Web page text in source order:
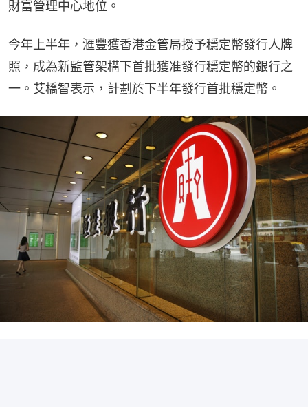
財富管理中心地位。
今年上半年，滙豐獲香港金管局授予穩定幣發⾏⼈牌
照，成為新監管架構下⾸批獲准發⾏穩定幣的銀⾏之
⼀。艾橋智表示，計劃於下半年發⾏⾸批穩定幣。